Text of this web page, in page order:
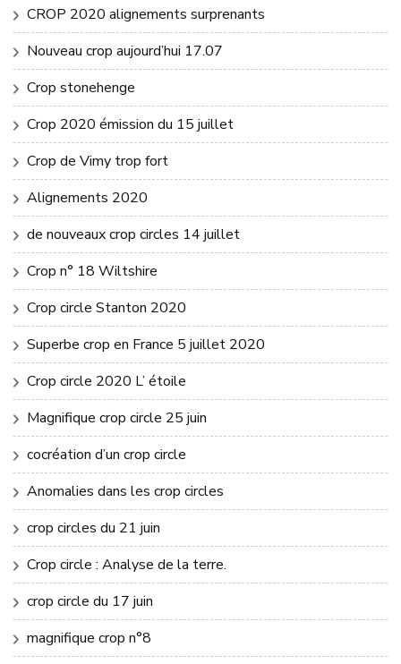
CROP 2020 alignements surprenants
Nouveau crop aujourd’hui 17.07
Crop stonehenge
Crop 2020 émission du 15 juillet
Crop de Vimy trop fort
Alignements 2020
de nouveaux crop circles 14 juillet
Crop n° 18 Wiltshire
Crop circle Stanton 2020
Superbe crop en France 5 juillet 2020
Crop circle 2020 L’ étoile
Magnifique crop circle 25 juin
cocréation d’un crop circle
Anomalies dans les crop circles
crop circles du 21 juin
Crop circle : Analyse de la terre.
crop circle du 17 juin
magnifique crop n°8